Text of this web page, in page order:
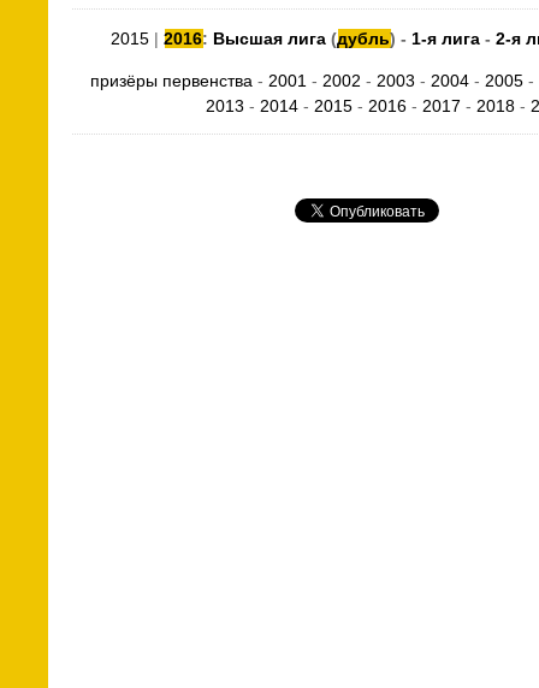
2015 |2016: Высшая лига (дубль) -1-я лига -2-я
призёры первенства - 2001 - 2002 - 2003 - 2004 - 2005 -
2013 - 2014 - 2015 - 2016 - 2017 - 2018 -